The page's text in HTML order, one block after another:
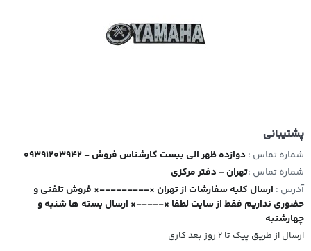
پشتیبانی
شماره تماس : 09391203942 - دوازده ظهر الی بیست کارشناس فروش
شماره تماس :تهران - دفتر مرکزی
آدرس : ارسال کلیه سفارشات از تهران ×---------× فروش تلفنی و
حضوری نداریم فقط از سایت لطفا ×-----× ارسال بسته ها شنبه و
چهارشنبه
ارسال از طریق پیک تا ۲ روز بعد کاری